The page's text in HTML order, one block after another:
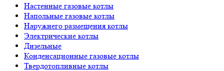
Настенные газовые котлы
Напольные газовые котлы
Наружнего размещения котлы
Электрические котлы
Дизельные
Конденсационные газовые котлы
Твердотопливные котлы